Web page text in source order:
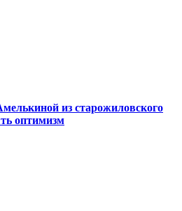
из старожиловского
оптимизм